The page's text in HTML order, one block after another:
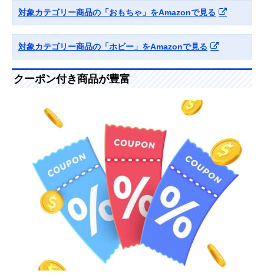
対象カテゴリー商品の「おもちゃ」をAmazonで見る
対象カテゴリー商品の「ホビー」をAmazonで見る
クーポン付き商品が豊富